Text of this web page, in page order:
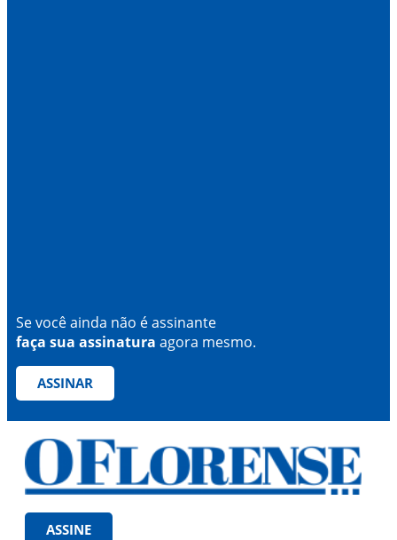
Se você ainda não é assinante
faça sua assinatura agora mesmo.
ASSINAR
ASSINE